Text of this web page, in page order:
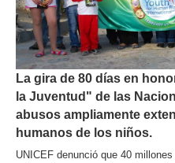
La gira de 80 días en
la Juventud" de las
abusos ampliamente
humanos de los niños.
UNICEF denunció que 40